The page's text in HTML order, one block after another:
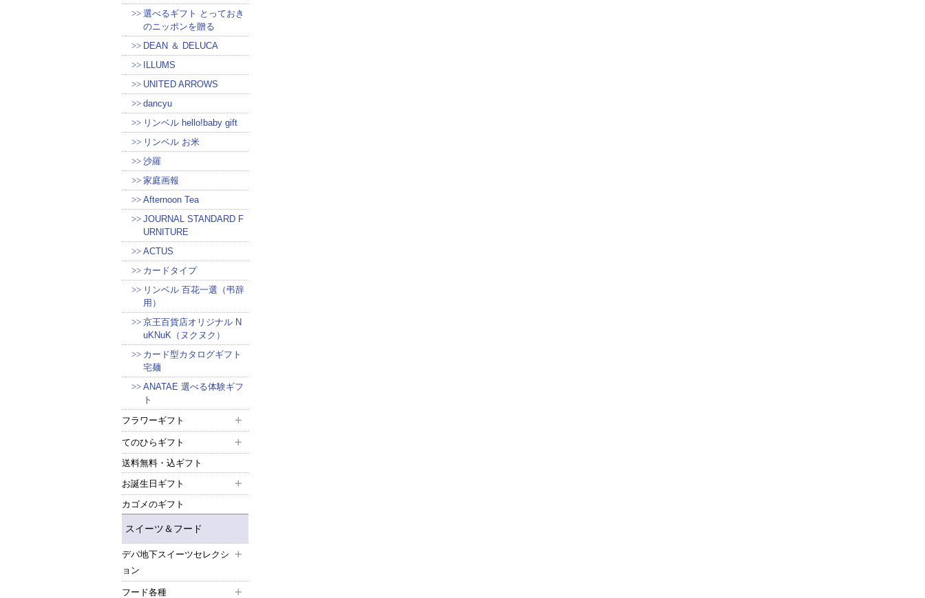
選べるギフト とっておき
のニッポンを贈る
DEAN ＆ DELUCA
ILLUMS
UNITED ARROWS
dancyu
リンベル hello!baby gift
リンベル お米
沙羅
家庭画報
Afternoon Tea
JOURNAL STANDARD F
URNITURE
ACTUS
カードタイプ
リンベル 百花一選（弔辞
用）
京王百貨店オリジナル N
uKNuK（ヌクヌク）
カード型カタログギフト
宅麺
ANATAE 選べる体験ギフ
ト
フラワーギフト
てのひらギフト
送料無料・込ギフト
お誕生日ギフト
カゴメのギフト
スイーツ＆フード
デパ地下スイーツセレクシ
ョン
フード各種